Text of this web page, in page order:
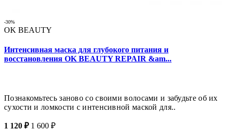
-30%
OK BEAUTY
Интенсивная маска для глубокого питания и
восстановления OK BEAUTY REPAIR &am...
Познакомьтесь заново со своими волосами и забудьте об их
сухости и ломкости с интенсивной маской для..
1 120 ₽ 1 600 ₽